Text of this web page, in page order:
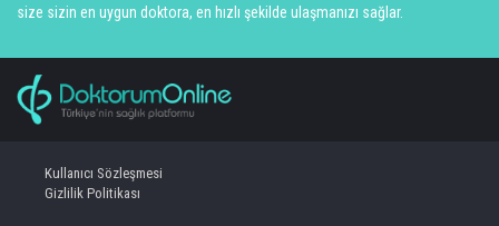
size sizin en uygun doktora, en hızlı şekilde ulaşmanızı sağlar.
Kullanıcı Sözleşmesi
Gizlilik Politikası